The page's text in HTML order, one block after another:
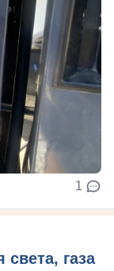
1
газа